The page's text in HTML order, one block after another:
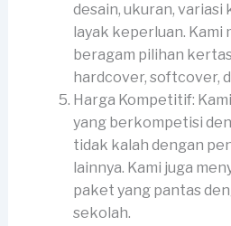
desain, ukuran, variasi
layak keperluan. Kami
beragam pilihan
hardcover, softcover,
Harga Kompetitif:
yang berkompetisi
tidak kalah dengan
lainnya. Kami juga
paket yang pantas
sekolah.